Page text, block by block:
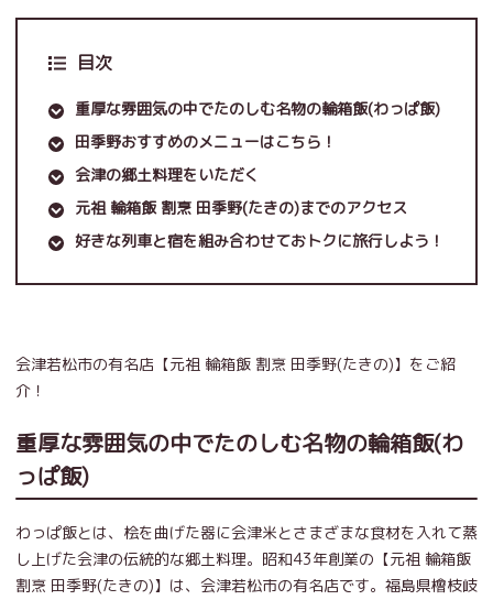
目次
重厚な雰囲気の中でたのしむ名物の輪箱飯(わっぱ飯)
田季野おすすめのメニューはこちら！
会津の郷土料理をいただく
元祖 輪箱飯 割烹 田季野(たきの)までのアクセス
好きな列車と宿を組み合わせておトクに旅行しよう！
会津若松市の有名店【元祖 輪箱飯 割烹 田季野(たきの)】をご紹
介！
重厚な雰囲気の中でたのしむ名物の輪箱飯(わ
っぱ飯)
わっぱ飯とは、桧を曲げた器に会津米とさまざまな食材を入れて蒸
し上げた会津の伝統的な郷土料理。昭和43年創業の【元祖 輪箱飯
割烹 田季野(たきの)】は、会津若松市の有名店です。福島県檜枝岐